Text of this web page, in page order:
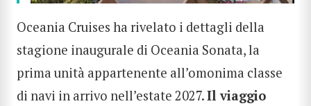
Oceania Cruises ha rivelato i dettagli della
stagione inaugurale di Oceania Sonata, la
prima unità appartenente all’omonima classe
di navi in arrivo nell’estate 2027.Il viaggio